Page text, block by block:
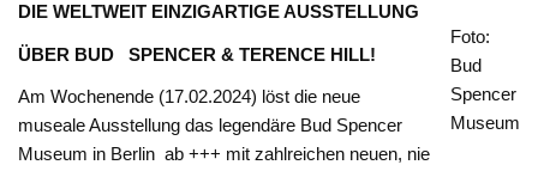
Foto:
Bud
Spencer
Museum
DIE WELTWEIT EINZIGARTIGE AUSSTELLUNG
ÜBER BUD SPENCER & TERENCE HILL!
Am Wochenende (17.02.2024) löst die neue
museale Ausstellung das legendäre Bud Spencer
Museum in Berlin ab +++ mit zahlreichen neuen, nie